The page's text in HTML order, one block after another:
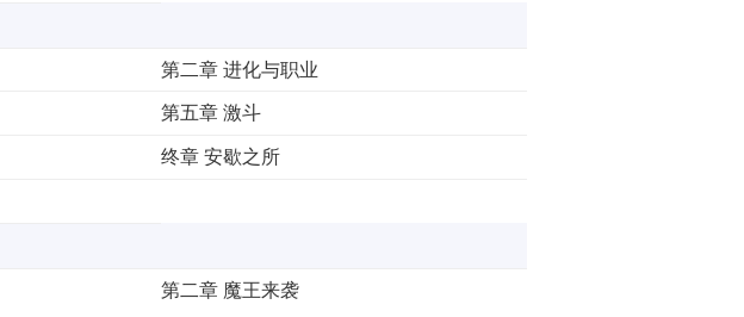
第二章 进化与职业
第五章 激斗
终章 安歇之所
第二章 魔王来袭